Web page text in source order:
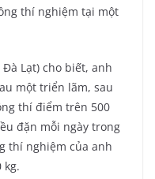
thí nghiệm tại một
Lạt) cho biết, anh
một triển lãm, sau
thí điểm trên 500
đặn mỗi ngày trong
thí nghiệm của anh
kg.